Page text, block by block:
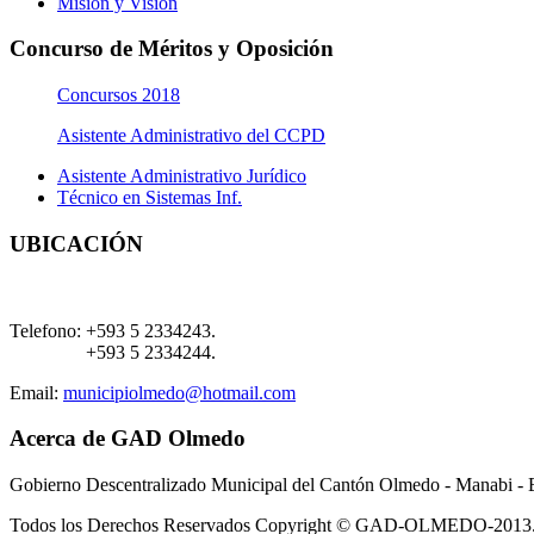
Concurso de Méritos y Oposición
Concursos 2018
Asistente Administrativo del CCPD
Asistente Administrativo Jurídico
Técnico en Sistemas Inf.
UBICACIÓN
Telefono: +593 5 2334243.
+593 5 2334244.
Email: municipiolmedo@hotmail.com
Acerca de GAD Olmedo
Gobierno Descentralizado Municipal del Cantón Olmedo - Manabi -
Todos los Derechos Reservados Copyright © GAD-OLMEDO-2013.